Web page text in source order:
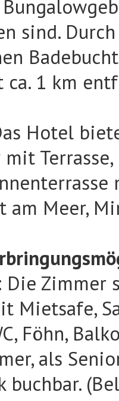
sind.
ca. 1 km
Hotel
mit
am Meer,
Die Zimmer
Mietsafe,
Föhn,
als